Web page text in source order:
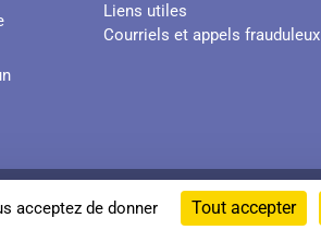
acceptez de donner Tout accepter
Liens utiles
Courriels et appels frauduleux
ACCESSIBILITÉ : NON CONFORME